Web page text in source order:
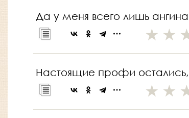
Да у меня всего лишь
Настоящие профи